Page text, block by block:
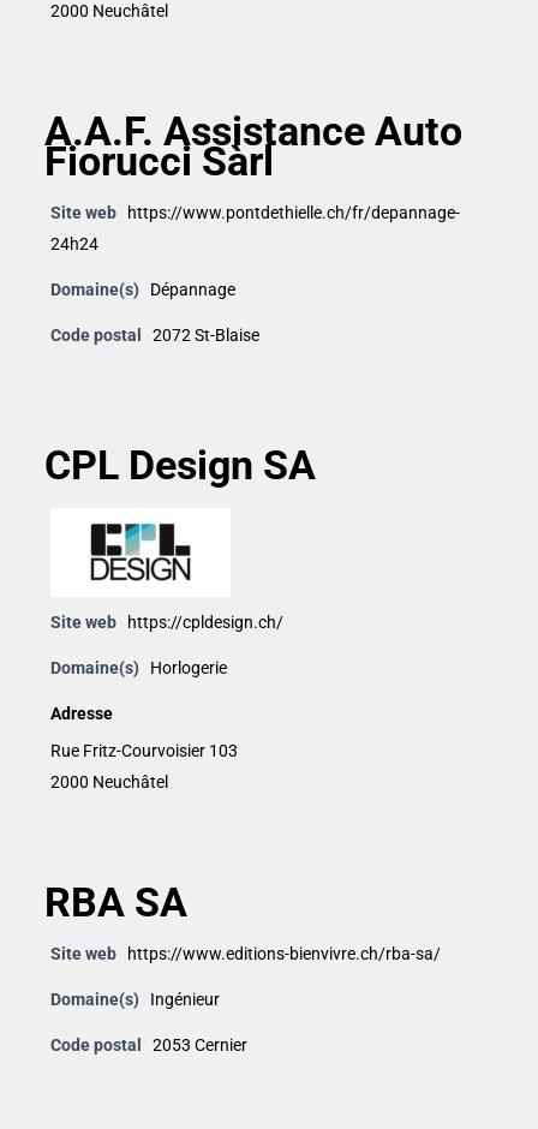
2000 Neuchâtel
A.A.F. Assistance Auto
Fiorucci Sàrl
Site web
https://www.pontdethielle.ch/fr/depannage-
24h24
Domaine(s) Dépannage
Code postal 2072 St-Blaise
CPL Design SA
Site web https://cpldesign.ch/
Domaine(s) Horlogerie
Adresse
Rue Fritz-Courvoisier 103
2000 Neuchâtel
RBA SA
Site web https://www.editions-bienvivre.ch/rba-sa/
Domaine(s) Ingénieur
Code postal 2053 Cernier